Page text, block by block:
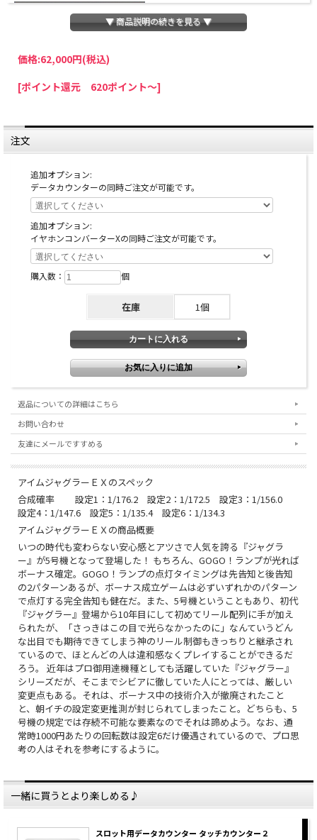
パチスロわっしょいでは、全ての台に「コイン不要機」を無料で取り付けて発送さ
せていただいております。コイン不要機をご利用になられますと、コインが必要な
ていただきましたら、ご注文価格より2000円引きいたします。
※在庫切れの台でも入荷している場合がありますので、電話かメールにてお問い合
わせ下さい。
▼ 商品説明の続きを見る ▼
価格:62,000円(税込)
[ポイント還元 620ポイント～]
注文
追加オプション:
データカウンターの同時ご注文が可能です。
追加オプション:
イヤホンコンバーターXの同時ご注文が可能です。
購入数： 個
在庫 1個
返品についての詳細はこちら
お問い合わせ
友達にメールですすめる
アイムジャグラーＥＸのスペック
合成確率 設定1：1/176.2 設定2：1/172.5 設定3：1/156.0
設定4：1/147.6 設定5：1/135.4 設定6：1/134.3
アイムジャグラーＥＸの商品概要
いつの時代も変わらない安心感とアツさで人気を誇る『ジャグラ
ー』が5号機となって登場した！ もちろん、GOGO！ランプが光れば
ボーナス確定。GOGO！ランプの点灯タイミングは先告知と後告知
の2パターンあるが、ボーナス成立ゲームは必ずいずれかのパターン
で点灯する完全告知も健在だ。また、5号機ということもあり、初代
『ジャグラー』登場から10年目にして初めてリール配列に手が加え
られたが、「さっきはこの目で光らなかったのに」なんていうどん
な出目でも期待できてしまう神のリール制御もきっちりと継承され
ているので、ほとんどの人は違和感なくプレイすることができるだ
ろう。 近年はプロ御用達機種としても活躍していた『ジャグラー』
シリーズだが、そこまでシビアに徹していた人にとっては、厳しい
変更点もある。それは、ボーナス中の技術介入が撤廃されたこと
と、朝イチの設定変更推測が封じられてしまったこと。どちらも、5
号機の規定では存続不可能な要素なのでそれは諦めよう。なお、通
常時1000円あたりの回転数は設定6だけ優遇されているので、プロ思
考の人はそれを参考にするように。
一緒に買うとより楽しめる♪
スロット用データカウンター タッチカウンター２